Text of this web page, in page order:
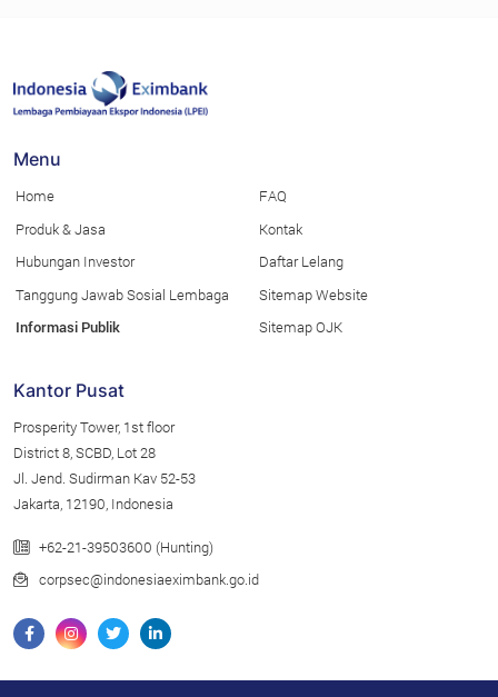
Menu
Home
Produk & Jasa
Hubungan Investor
Tanggung Jawab Sosial Lembaga
Informasi Publik
FAQ
Kontak
Daftar Lelang
Sitemap Website
Sitemap OJK
Kantor Pusat
Prosperity Tower, 1st floor
District 8, SCBD, Lot 28
Jl. Jend. Sudirman Kav 52-53
Jakarta, 12190, Indonesia
+62-21-39503600 (Hunting)
corpsec@indonesiaeximbank.go.id